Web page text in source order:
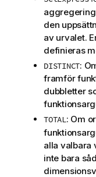
i
n
g
o
m
i
n
f
o
m
den
av urvalet.
definieras
DISTINCT:
framför
dubbletter
TOTAL: Om
alla valbara
inte bara